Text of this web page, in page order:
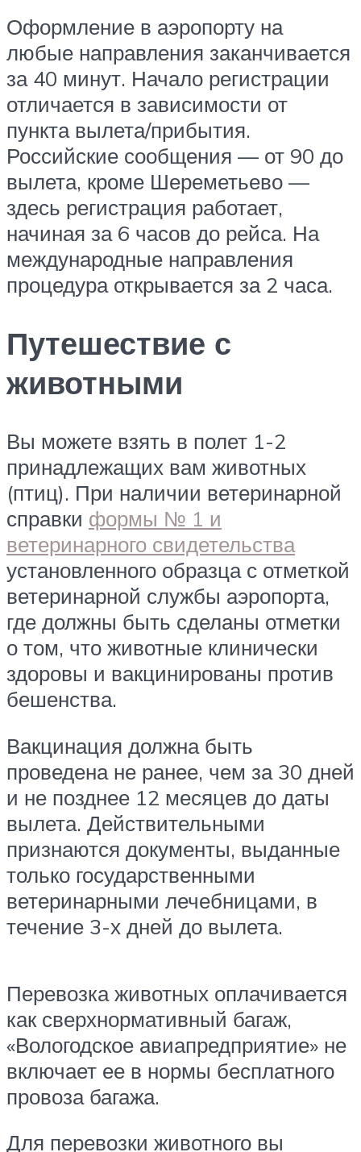
Оформление в аэропорту на
любые направления заканчивается
за 40 минут. Начало регистрации
отличается в зависимости от
пункта вылета/прибытия.
Российские сообщения — от 90 до
вылета, кроме Шереметьево —
здесь регистрация работает,
начиная за 6 часов до рейса. На
международные направления
процедура открывается за 2 часа.
Путешествие с
животными
Вы можете взять в полет 1-2
принадлежащих вам животных
(птиц). При наличии ветеринарной
справки формы № 1 и
ветеринарного свидетельства
установленного образца с отметкой
ветеринарной службы аэропорта,
где должны быть сделаны отметки
о том, что животные клинически
здоровы и вакцинированы против
бешенства.
Вакцинация должна быть
проведена не ранее, чем за 30 дней
и не позднее 12 месяцев до даты
вылета. Действительными
признаются документы, выданные
только государственными
ветеринарными лечебницами, в
течение 3-х дней до вылета.
Перевозка животных оплачивается
как сверхнормативный багаж,
«Вологодское авиапредприятие» не
включает ее в нормы бесплатного
провоза багажа.
Для перевозки животного вы